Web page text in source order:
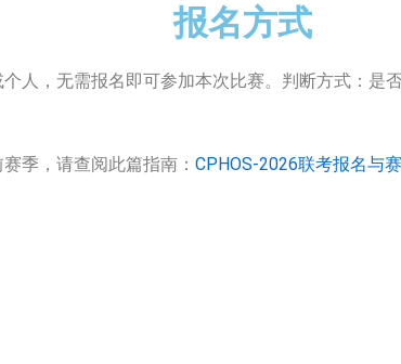
报名方式
，无需报名即可参加本次比赛。判断方式：是否
季，请查阅此篇指南： CPHOS-2026联考报名与